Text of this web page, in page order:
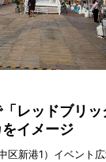
レッドブリッ
イメージ
区新港1）イベント